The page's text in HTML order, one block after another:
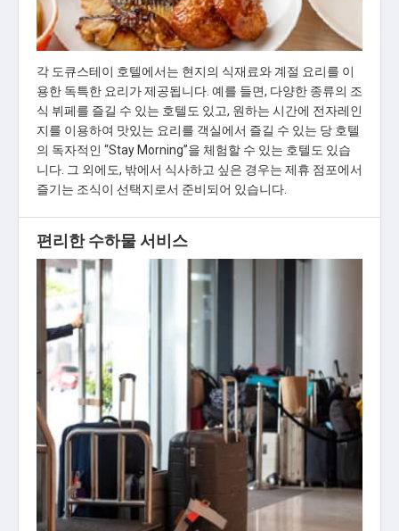
각 도큐스테이 호텔에서는 현지의 식재료와 계절 요리를 이
용한 독특한 요리가 제공됩니다. 예를 들면, 다양한 종류의 조
식 뷔페를 즐길 수 있는 호텔도 있고, 원하는 시간에 전자레인
지를 이용하여 맛있는 요리를 객실에서 즐길 수 있는 당 호텔
의 독자적인 “Stay Morning”을 체험할 수 있는 호텔도 있습
니다. 그 외에도, 밖에서 식사하고 싶은 경우는 제휴 점포에서
즐기는 조식이 선택지로서 준비되어 있습니다.
편리한 수하물 서비스